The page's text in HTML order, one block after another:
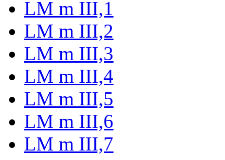
LM m III,1
LM m III,2
LM m III,3
LM m III,4
LM m III,5
LM m III,6
LM m III,7